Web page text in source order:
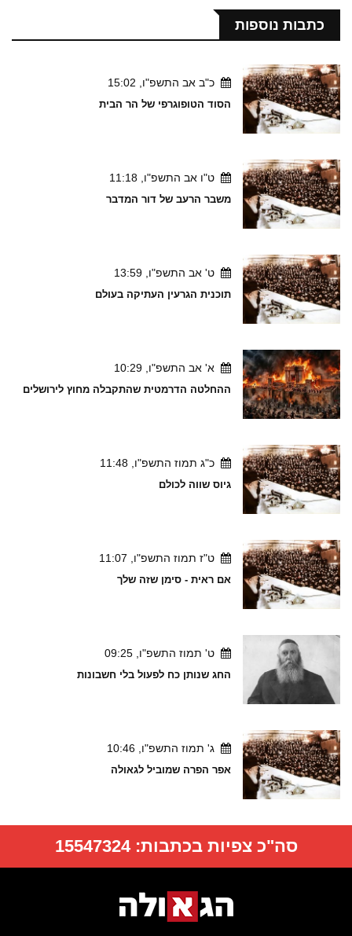
כתבות נוספות
כ"ב אב התשפ"ו, 15:02
הסוד הטופוגרפי של הר הבית
ט"ו אב התשפ"ו, 11:18
משבר הרעב של דור המדבר
ט' אב התשפ"ו, 13:59
תוכנית הגרעין העתיקה בעולם
א' אב התשפ"ו, 10:29
ההחלטה הדרמטית שהתקבלה מחוץ לירושלים
כ"ג תמוז התשפ"ו, 11:48
גיוס שווה לכולם
ט"ז תמוז התשפ"ו, 11:07
אם ראית - סימן שזה שלך
ט' תמוז התשפ"ו, 09:25
החג שנותן כח לפעול בלי חשבונות
ג' תמוז התשפ"ו, 10:46
אפר הפרה שמוביל לגאולה
סה"כ צפיות בכתבות:15547324